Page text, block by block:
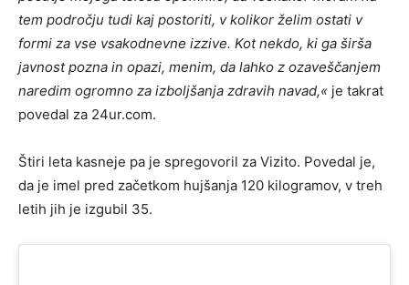
tem področju tudi kaj postoriti, v kolikor želim ostati v
formi za vse vsakodnevne izzive. Kot nekdo, ki ga širša
javnost pozna in opazi, menim, da lahko z ozaveščanjem
naredim ogromno za izboljšanja zdravih navad,« je takrat
povedal za 24ur.com.
Štiri leta kasneje pa je spregovoril za Vizito. Povedal je,
da je imel pred začetkom hujšanja 120 kilogramov, v treh
letih jih je izgubil 35.